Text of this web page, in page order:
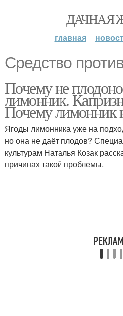
ДАЧНАЯ
главная
Средство
Почему не
лимонник.
Почему лимонник
Ягоды лимонника уже на
но она не даёт плодов?
культурам Наталья Козак
причинах такой проблемы.